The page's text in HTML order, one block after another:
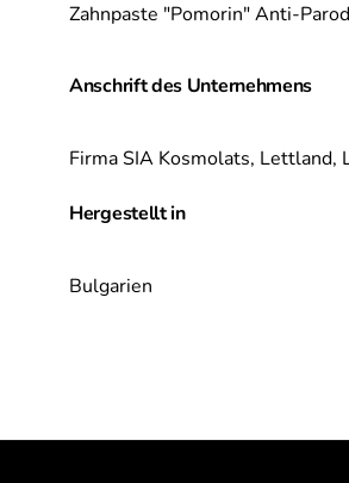
Zahnpaste "Pomorin" Anti-
Anschrift des Unternehmens
Firma SIA Kosmolats, Lettland,
Hergestellt in
Bulgarien